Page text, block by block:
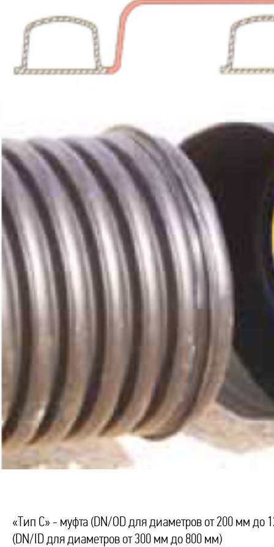
«Тип С» - муфта (DN/OD для диаметров от 200 мм до
(DN/ID для диаметров от 300 мм до 800 мм)